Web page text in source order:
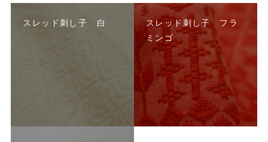
スレッド刺し子 白
スレッド刺し子 フラ
ミンゴ